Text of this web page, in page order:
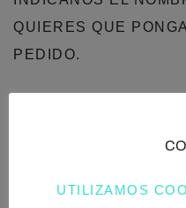
QUIERES QUE
PEDIDO.
PLAZO ESTIMADO
UTILIZAMOS